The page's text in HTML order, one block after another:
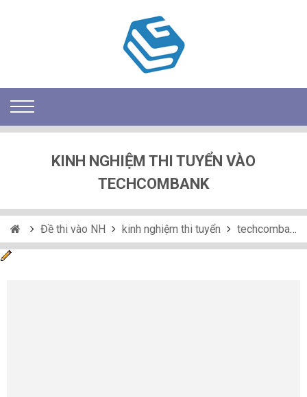
KINH NGHIỆM THI TUYỂN VÀO
TECHCOMBANK
Đề thi vào NH kinh nghiệm thi tuyển techcombank